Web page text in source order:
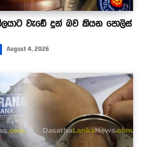
වැඩේ දුන් බව කියන පොලිස්
August 4, 2026